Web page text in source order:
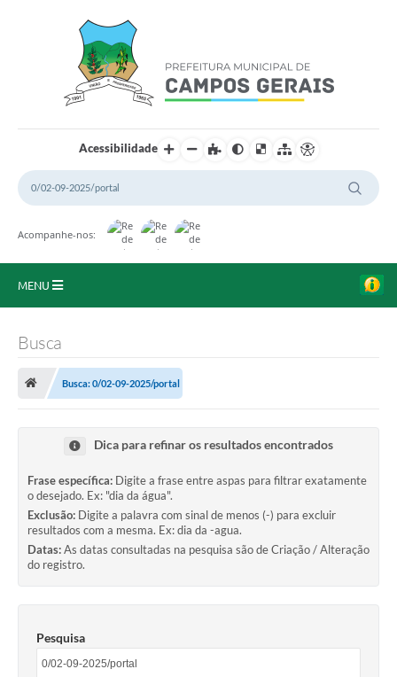
Acessibilidade
Acompanhe-nos:
MENU
A Prefeitura
Portal da Transparência
Mais
Busca
Busca: 0/02-09-2025/portal
Dica para refinar os resultados encontrados
Frase específica: Digite a frase entre aspas para filtrar exatamente
o desejado. Ex: "dia da água".
Exclusão: Digite a palavra com sinal de menos (-) para excluir
resultados com a mesma. Ex: dia da -agua.
Datas:As datas consultadas na pesquisa são de Criação / Alteração
do registro.
Pesquisa